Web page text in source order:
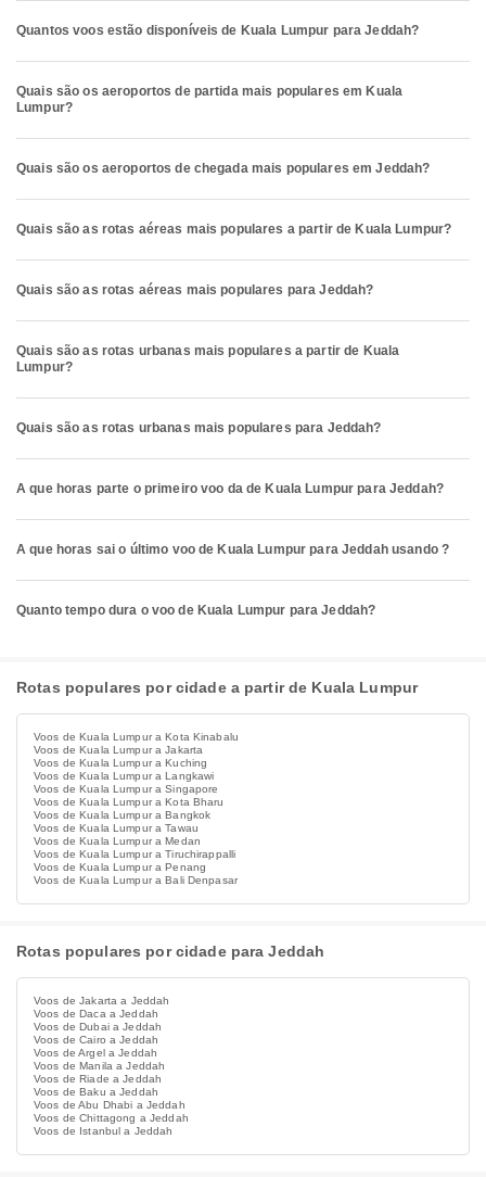
Quantos voos estão disponíveis de Kuala Lumpur para Jeddah?
Quais são os aeroportos de partida mais populares em Kuala
Lumpur?
Quais são os aeroportos de chegada mais populares em Jeddah?
Quais são as rotas aéreas mais populares a partir de Kuala Lumpur?
Quais são as rotas aéreas mais populares para Jeddah?
Quais são as rotas urbanas mais populares a partir de Kuala
Lumpur?
Quais são as rotas urbanas mais populares para Jeddah?
A que horas parte o primeiro voo da de Kuala Lumpur para Jeddah?
A que horas sai o último voo de Kuala Lumpur para Jeddah usando ?
Quanto tempo dura o voo de Kuala Lumpur para Jeddah?
Rotas populares por cidade a partir de Kuala Lumpur
Voos de Kuala Lumpur a Kota Kinabalu
Voos de Kuala Lumpur a Jakarta
Voos de Kuala Lumpur a Kuching
Voos de Kuala Lumpur a Langkawi
Voos de Kuala Lumpur a Singapore
Voos de Kuala Lumpur a Kota Bharu
Voos de Kuala Lumpur a Bangkok
Voos de Kuala Lumpur a Tawau
Voos de Kuala Lumpur a Medan
Voos de Kuala Lumpur a Tiruchirappalli
Voos de Kuala Lumpur a Penang
Voos de Kuala Lumpur a Bali Denpasar
Rotas populares por cidade para Jeddah
Voos de Jakarta a Jeddah
Voos de Daca a Jeddah
Voos de Dubai a Jeddah
Voos de Cairo a Jeddah
Voos de Argel a Jeddah
Voos de Manila a Jeddah
Voos de Riade a Jeddah
Voos de Baku a Jeddah
Voos de Abu Dhabi a Jeddah
Voos de Chittagong a Jeddah
Voos de Istanbul a Jeddah